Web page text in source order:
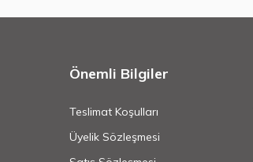
Önemli Bilgiler
Teslimat Koşulları
Üyelik Sözleşmesi